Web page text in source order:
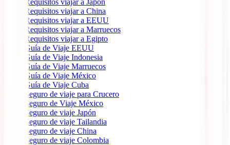
Requisitos viajar a China
Requisitos viajar a EEUU
Requisitos viajar a Marruecos
Requisitos viajar a Egipto
Guía de Viaje EEUU
Guía de Viaje Indonesia
Guía de Viaje Marruecos
Guía de Viaje México
Guía de Viaje Cuba
Seguro de viaje para Crucero
Seguro de Viaje México
Seguro de viaje Japón
Seguro de viaje Tailandia
Seguro de viaje China
Seguro de viaje Colombia